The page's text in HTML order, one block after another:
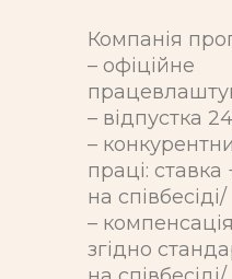
Компанія
– офіційне
– відпустка
–
праці:
на співбесіді/
–
згідно